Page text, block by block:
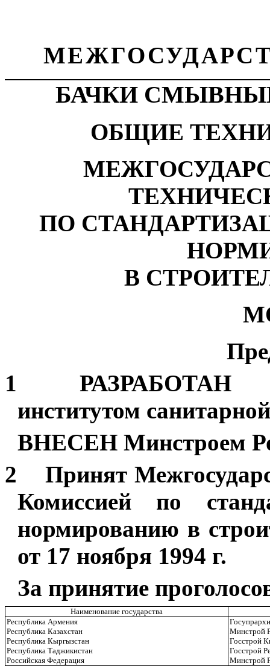
БАЧКИ
ОБЩИЕ
ПО
В
1 РАЗРАБОТАН
институтом
ВНЕСЕН Минстроем
2
Принят
Комиссией по
нормированию в
от 17 ноября 1994 г.
За принятие
Наименование государства
Республика Армения
Республика Казахстан
Минстрой
Республика Кыргызстан
Госстрой
Республика Таджикистан
Госстрой
Российская Федерация
Минстрой